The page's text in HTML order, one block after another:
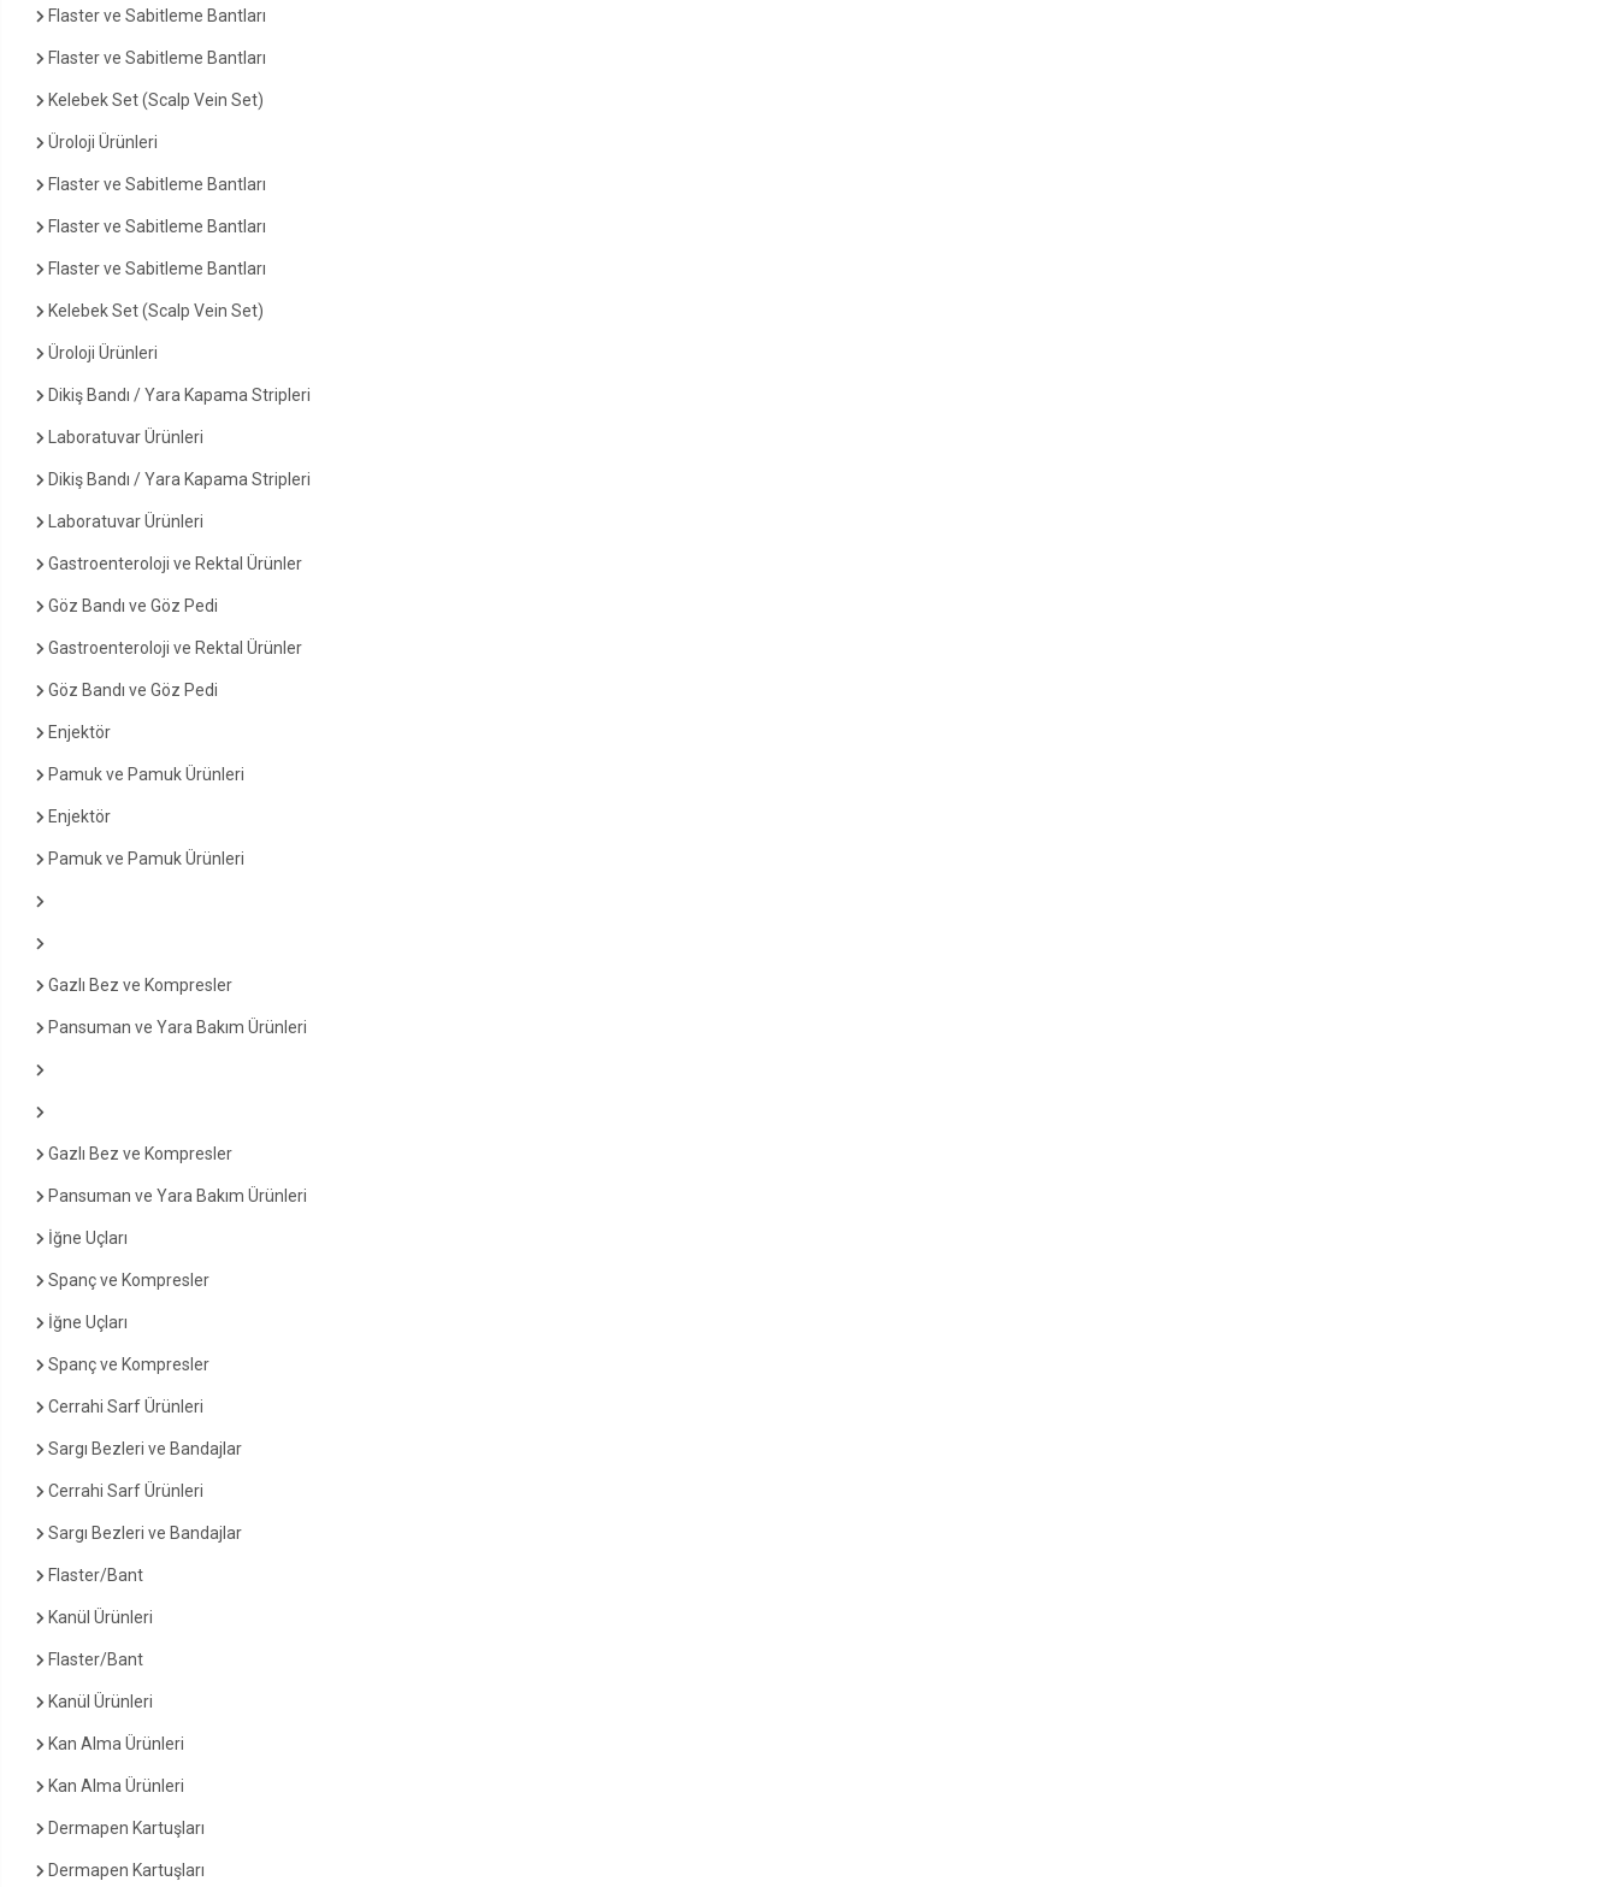
Flaster ve Sabitleme Bantları
Flaster ve Sabitleme Bantları
Kelebek Set (Scalp Vein Set)
Üroloji Ürünleri
Flaster ve Sabitleme Bantları
Flaster ve Sabitleme Bantları
Flaster ve Sabitleme Bantları
Kelebek Set (Scalp Vein Set)
Üroloji Ürünleri
Dikiş Bandı / Yara Kapama Stripleri
Laboratuvar Ürünleri
Dikiş Bandı / Yara Kapama Stripleri
Laboratuvar Ürünleri
Gastroenteroloji ve Rektal Ürünler
Göz Bandı ve Göz Pedi
Gastroenteroloji ve Rektal Ürünler
Göz Bandı ve Göz Pedi
Enjektör
Pamuk ve Pamuk Ürünleri
Enjektör
Pamuk ve Pamuk Ürünleri
Gazlı Bez ve Kompresler
Pansuman ve Yara Bakım Ürünleri
Gazlı Bez ve Kompresler
Pansuman ve Yara Bakım Ürünleri
İğne Uçları
Spanç ve Kompresler
İğne Uçları
Spanç ve Kompresler
Cerrahi Sarf Ürünleri
Sargı Bezleri ve Bandajlar
Cerrahi Sarf Ürünleri
Sargı Bezleri ve Bandajlar
Flaster/Bant
Kanül Ürünleri
Flaster/Bant
Kanül Ürünleri
Kan Alma Ürünleri
Kan Alma Ürünleri
Dermapen Kartuşları
Dermapen Kartuşları